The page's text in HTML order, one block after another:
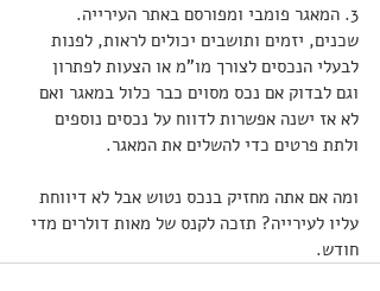
3. המאגר פומבי ומפורסם באתר העירייה.
שכנים, יזמים ותושבים יכולים לראות, לפנות
לבעלי הנכסים לצורך מו"מ או הצעות לפתרון
וגם לבדוק אם נכס מסוים כבר כלול במאגר ואם
לא אז ישנה אפשרות לדווח על נכסים נוספים
ולתת פרטים כדי להשלים את המאגר.
ומה אם אתה מחזיק בנכס נטוש אבל לא דיווחת
עליו לעירייה? תזכה לקנס של מאות דולרים מדי
חודש.